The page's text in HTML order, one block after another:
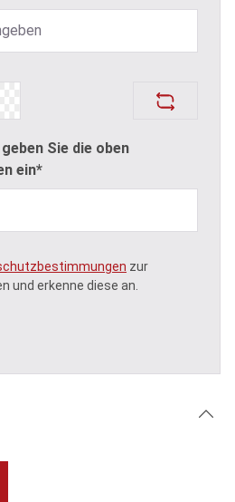
Sie die oben
ein*
zur
und erkenne diese an.